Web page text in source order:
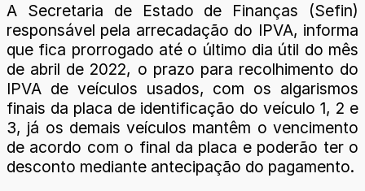
A Secretaria de Estado de Finanças (Sefin)
responsável pela arrecadação do IPVA, informa
que fica prorrogado até o último dia útil do mês
de abril de 2022, o prazo para recolhimento do
IPVA de veículos usados, com os algarismos
finais da placa de identificação do veículo 1, 2 e
3, já os demais veículos mantêm o vencimento
de acordo com o final da placa e poderão ter o
desconto mediante antecipação do pagamento.